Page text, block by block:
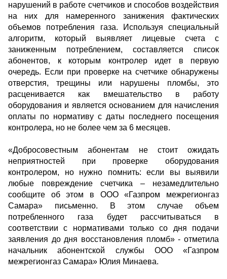
нарушений в работе счетчиков и способов воздействия
на них для намеренного занижения фактических
объемов потребления газа. Используя специальный
алгоритм, который выявляет лицевые счета с
заниженным потреблением, составляется список
абонентов, к которым контролер идет в первую
очередь. Если при проверке на счетчике обнаружены
отверстия, трещины или нарушены пломбы, это
расценивается как вмешательство в работу
оборудования и является основанием для начисления
оплаты по нормативу с даты последнего посещения
контролера, но не более чем за 6 месяцев.
«Добросовестным абонентам не стоит ожидать
неприятностей при проверке оборудования
контролером, но нужно помнить: если вы выявили
любые повреждение счетчика – незамедлительно
сообщите об этом в ООО «Газпром межрегионгаз
Самара» письменно. В этом случае объем
потребленного газа будет рассчитываться в
соответствии с нормативами только со дня подачи
заявления до дня восстановления пломб» - отметила
начальник абонентской службы ООО «Газпром
межрегионгаз Самара» Юлия Минаева.